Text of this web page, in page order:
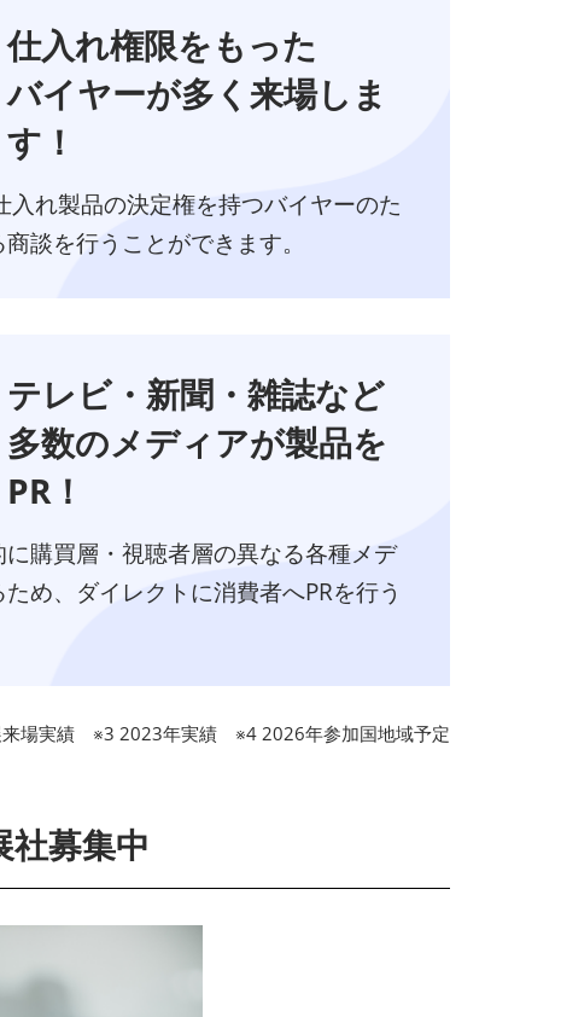
仕入れ権限をもった
バイヤーが多く来場しま
す！
れ製品の決定権を持つバイヤーのた
談を行うことができます。
テレビ・新聞・雑誌など
多数のメディアが製品を
PR！
に購買層・視聴者層の異なる各種メデ
め、ダイレクトに消費者へPRを行う
場実績 ※3 2023年実績 ※4 2026年参加国地域予定
社募集中